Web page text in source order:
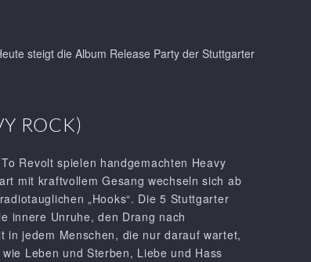
steigt die Album Release Party der Stuttgarter
ROCK)
Revolt spielen handgemachten Heavy
mit kraftvollem Gesang wechseln sich ab
„Hooks“. Die 5 Stuttgarter
innere Unruhe, den Drang nach
in jedem Menschen, die nur darauf wartet,
Leben und Sterben, Liebe und Hass